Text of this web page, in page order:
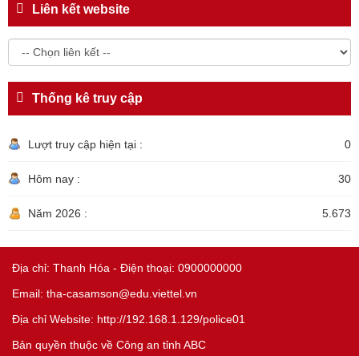
Liên kết website
Thống kê truy cập
Lượt truy cập hiện tại : 0
Hôm nay : 30
Năm 2026 : 5.673
Địa chỉ: Thanh Hóa - Điện thoại: 0900000000
Email: tha-casamson@edu.viettel.vn
Địa chỉ Website: http://192.168.1.129/police01
Bản quyền thuộc về Công an tỉnh ABC